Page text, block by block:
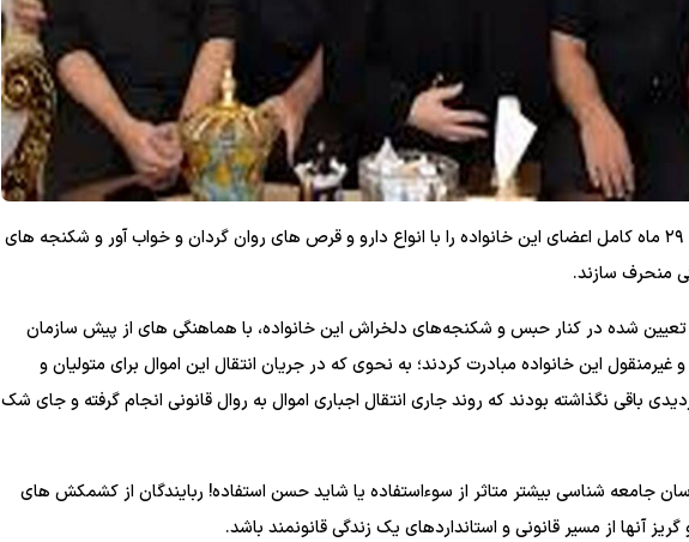
ربایندگان با یک مدیریت ساده توانستند ۲۹ ماه کامل اعضای این خانواده را با انواع دارو و قرص های روان گردان و خواب آور و شکنجه های
منحرف سازند.
تعیین شده در کنار حبس و شکنجه‌های دلخراش این خانواده، با هماهنگی های از پیش سازمان
این خانواده مبادرت کردند؛ به نحوی که در جریان انتقال این اموال برای متولیان و
باقی نگذاشته بودند که روند جاری انتقال اجباری اموال به روال قانونی انجام گرفته و جای شک
جامعه شناسی بیشتر متاثر از سوءاستفاده یا شاید حسن استفاده! ربایندگان از کشمکش های
آنها از مسیر قانونی و استانداردهای یک زندگی قانونمند باشد.